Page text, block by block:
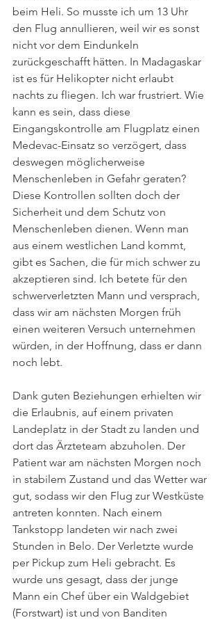
beim Heli. So musste ich um 13 Uhr
den Flug annullieren, weil wir es sonst
nicht vor dem Eindunkeln
zurückgeschafft hätten. In Madagaskar
ist es für Helikopter nicht erlaubt
nachts zu fliegen. Ich war frustriert. Wie
kann es sein, dass diese
Eingangskontrolle am Flugplatz einen
Medevac-Einsatz so verzögert, dass
deswegen möglicherweise
Menschenleben in Gefahr geraten?
Diese Kontrollen sollten doch der
Sicherheit und dem Schutz von
Menschenleben dienen. Wenn man
aus einem westlichen Land kommt,
gibt es Sachen, die für mich schwer zu
akzeptieren sind. Ich betete für den
schwerverletzten Mann und versprach,
dass wir am nächsten Morgen früh
einen weiteren Versuch unternehmen
würden, in der Hoffnung, dass er dann
noch lebt.
Dank guten Beziehungen erhielten wir
die Erlaubnis, auf einem privaten
Landeplatz in der Stadt zu landen und
dort das Ärzteteam abzuholen. Der
Patient war am nächsten Morgen noch
in stabilem Zustand und das Wetter war
gut, sodass wir den Flug zur Westküste
antreten konnten. Nach einem
Tankstopp landeten wir nach zwei
Stunden in Belo. Der Verletzte wurde
per Pickup zum Heli gebracht. Es
wurde uns gesagt, dass der junge
Mann ein Chef über ein Waldgebiet
(Forstwart) ist und von Banditen